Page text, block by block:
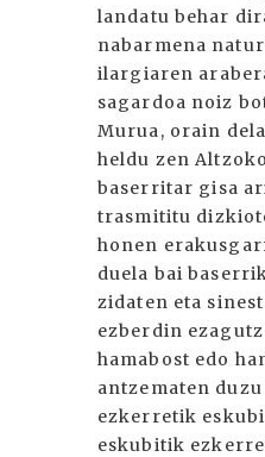
landatu behar
nabarmena
ilargiaren
sagardoa noiz
Murua, orain
heldu zen
baserritar gisa
trasmititu
honen
duela bai
zidaten eta
ezberdin
hamabost edo
antzematen
ezkerretik
eskubitik